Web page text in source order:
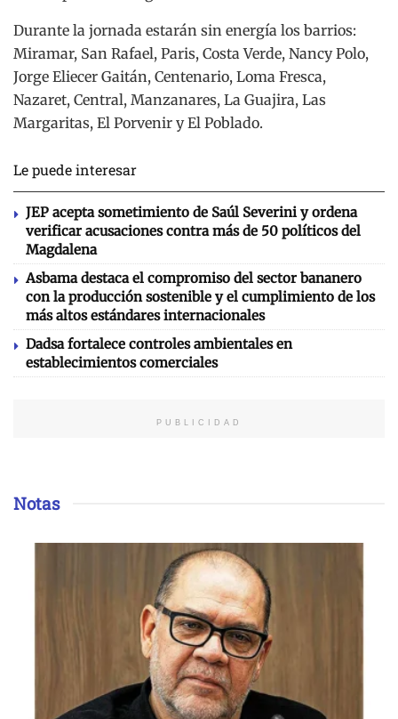
Durante la jornada estarán sin energía los barrios:
Miramar, San Rafael, Paris, Costa Verde, Nancy Polo,
Jorge Eliecer Gaitán, Centenario, Loma Fresca,
Nazaret, Central, Manzanares, La Guajira, Las
Margaritas, El Porvenir y El Poblado.
Le puede interesar
JEP acepta sometimiento de Saúl Severini y ordena
verificar acusaciones contra más de 50 políticos del
Magdalena
Asbama destaca el compromiso del sector bananero
con la producción sostenible y el cumplimiento de los
más altos estándares internacionales
Dadsa fortalece controles ambientales en
establecimientos comerciales
PUBLICIDAD
Notas